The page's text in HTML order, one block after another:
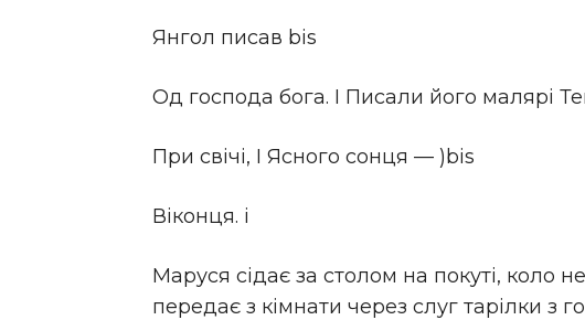
Янгол писав bis
Од господа бога. І Писали його малярі
При свічі, І Ясного сонця — )bis
Віконця. і
Маруся сідає за столом на покуті, коло
передає з кімнати через слуг тарілки з